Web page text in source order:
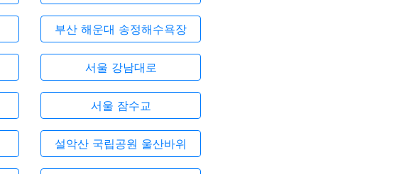
부산 해운대 송정해수욕장
서울 강남대로
서울 잠수교
설악산 국립공원 울산바위